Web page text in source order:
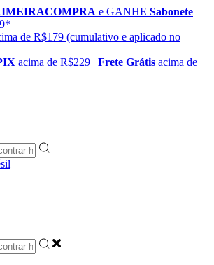
e GANHE Sabonete
de R$179 (cumulativo e aplicado no
acima de R$229 | Frete Grátis acima de